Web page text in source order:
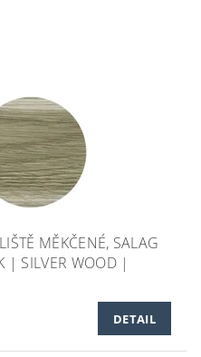
MĚKČENÉ, SALAG
| SILVER WOOD |
DETAIL